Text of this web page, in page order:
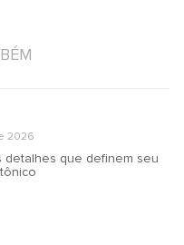
2026
detalhes que definem seu